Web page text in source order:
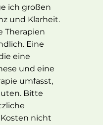
ich großen
und Klarheit.
Therapien
Eine
eine
und eine
umfasst,
Bitte
nicht